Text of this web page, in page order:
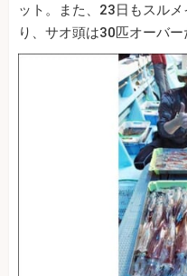
ット。また、23日もスル
り、サオ頭は30匹オーバー